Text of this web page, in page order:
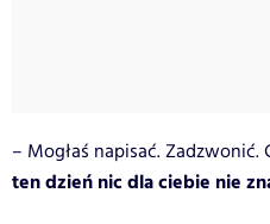
– Mogłaś napisać. Zadzwonić.
ten dzień nic dla ciebie nie